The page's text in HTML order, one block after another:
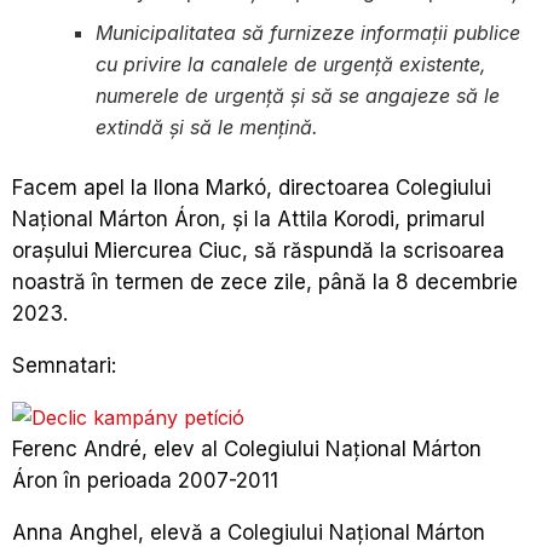
Municipalitatea să furnizeze informații publice
cu privire la canalele de urgență existente,
numerele de urgență și să se angajeze să le
extindă și să le mențină.
Facem apel la Ilona Markó, directoarea Colegiului
Național Márton Áron, și la Attila Korodi, primarul
orașului Miercurea Ciuc, să răspundă la scrisoarea
noastră în termen de zece zile, până la 8 decembrie
2023.
Semnatari:
Ferenc André, elev al Colegiului Național Márton
Áron în perioada 2007-2011
Anna Anghel, elevă a Colegiului Național Márton